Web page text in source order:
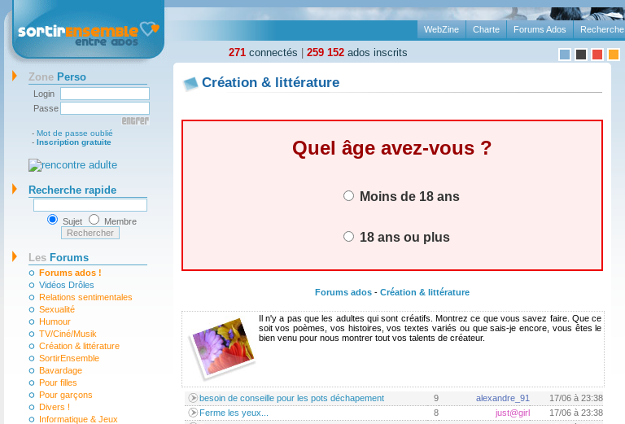
Recherche
Forums Ados
Charte
WebZine
271 connectés 259 152 ados inscrits
Zone Perso
Login
Passe
- Mot de passe oublié
- Inscription gratuite
Recherche rapide
Sujet Membre
Les Forums
Forums ados !
Vidéos Drôles
Relations sentimentales
Sexualité
Humour
TV/Ciné/Musik
Création & littérature
SortirEnsemble
Bavardage
Pour filles
Pour garçons
Divers !
Informatique & Jeux
Création & littérature
Quel âge avez-vous ?
Moins de 18 ans
18 ans ou plus
Forums ados- Création & littérature
Il n'y a pas que les adultes qui sont créatifs. Montrez ce que vous savez faire. Que ce
soit vos poèmes, vos histoires, vos textes variés ou que sais-je encore, vous êtes le
bien venu pour nous montrer tout vos talents de créateur.
besoin de conseille pour les pots déchapement 9 alexandre_91
17/06 à 23:38
Ferme les yeux...
8 just@girl
17/06 à 23:38